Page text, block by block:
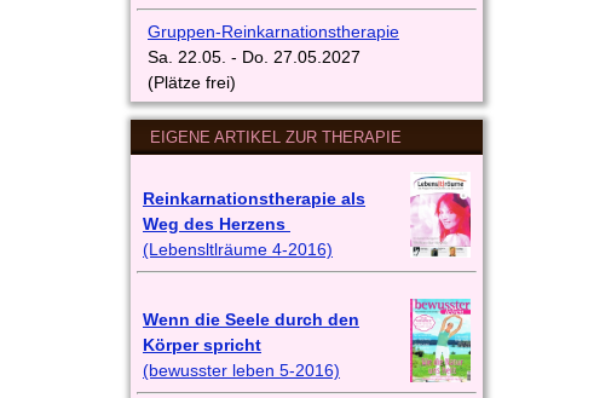
Gruppen-Reinkarnationstherapie
Sa. 22.05. - Do. 27.05.2027
(Plätze frei)
EIGENE ARTIKEL ZUR THERAPIE
Reinkarnationstherapie als
Weg des Herzens
(Lebensltlräume 4-2016)
Wenn die Seele durch den
Körper spricht
(bewusster leben 5-2016)